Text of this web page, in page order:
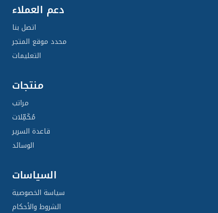
دعم العملاء
اتصل بنا
محدد موقع المتجر
التعليمات
منتجات
مراتب
مُكَمِّلات
قاعدة السرير
الوسائد
السياسات
سياسة الخصوصية
الشروط والأحكام